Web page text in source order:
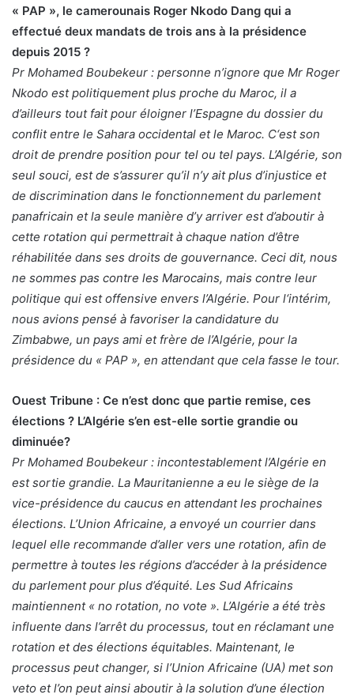
« PAP », le camerounais Roger Nkodo Dang qui a
effectué deux mandats de trois ans à la présidence
depuis 2015 ?
Pr Mohamed Boubekeur : personne n’ignore que Mr Roger
Nkodo est politiquement plus proche du Maroc, il a
d’ailleurs tout fait pour éloigner l’Espagne du dossier du
conflit entre le Sahara occidental et le Maroc. C‘est son
droit de prendre position pour tel ou tel pays. L’Algérie, son
seul souci, est de s’assurer qu’il n’y ait plus d’injustice et
de discrimination dans le fonctionnement du parlement
panafricain et la seule manière d’y arriver est d’aboutir à
cette rotation qui permettrait à chaque nation d’être
réhabilitée dans ses droits de gouvernance. Ceci dit, nous
ne sommes pas contre les Marocains, mais contre leur
politique qui est offensive envers l’Algérie. Pour l‘intérim,
nous avions pensé à favoriser la candidature du
Zimbabwe, un pays ami et frère de l’Algérie, pour la
présidence du « PAP », en attendant que cela fasse le tour.
Ouest Tribune : Ce n’est donc que partie remise, ces
élections ? L’Algérie s’en est-elle sortie grandie ou
diminuée?
Pr Mohamed Boubekeur : incontestablement l’Algérie en
est sortie grandie. La Mauritanienne a eu le siège de la
vice-présidence du caucus en attendant les prochaines
élections. L’Union Africaine, a envoyé un courrier dans
lequel elle recommande d’aller vers une rotation, afin de
permettre à toutes les régions d’accéder à la présidence
du parlement pour plus d’équité. Les Sud Africains
maintiennent « no rotation, no vote ». L’Algérie a été très
influente dans l’arrêt du processus, tout en réclamant une
rotation et des élections équitables. Maintenant, le
processus peut changer, si l’Union Africaine (UA) met son
veto et l’on peut ainsi aboutir à la solution d’une élection